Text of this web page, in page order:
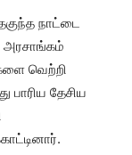
நாட்டை
அரசாங்கம்
வெற்றி
தேசிய